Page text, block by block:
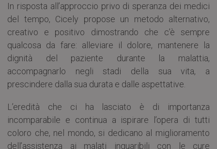
In risposta all’approccio privo di speranza dei medici
del tempo, Cicely propose un metodo alternativo,
creativo e positivo dimostrando che c’è sempre
qualcosa da fare: alleviare il dolore, mantenere la
dignità del paziente durante la malattia,
accompagnarlo negli stadi della sua vita, a
prescindere dalla sua durata e dalle aspettative.
L’eredità che ci ha lasciato è di importanza
incomparabile e continua a ispirare l’opera di tutti
coloro che, nel mondo, si dedicano al miglioramento
dell’assistenza ai malati inguaribili con le cure